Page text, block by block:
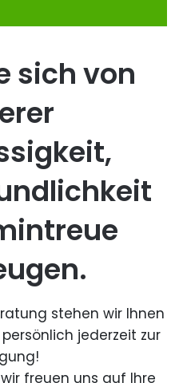
sich von
stehen wir Ihnen
jederzeit zur
freuen uns auf Ihre